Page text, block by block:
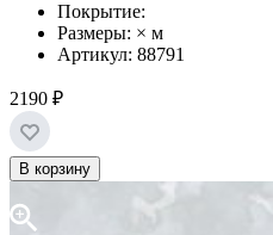
Покрытие:
Размеры: × м
Артикул: 88791
2190 ₽
В корзину